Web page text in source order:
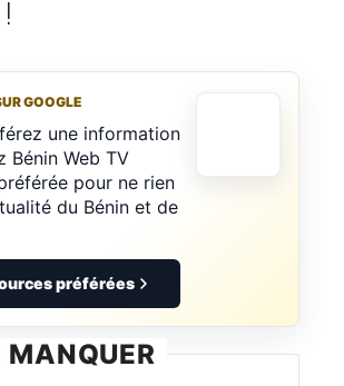
GOOGLE
une information
Bénin Web TV
pour ne rien
du Bénin et de
préférées
MANQUER